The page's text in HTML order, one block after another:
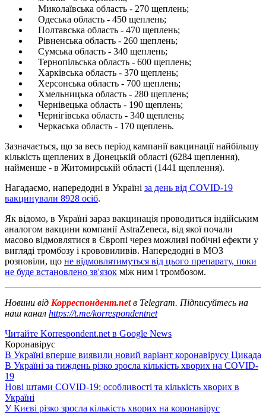
Миколаївська область - 270 щеплень;
Одеська область - 450 щеплень;
Полтавська область - 470 щеплень;
Рівненська область - 260 щеплень;
Сумська область - 340 щеплень;
Тернопільська область - 600 щеплень;
Харківська область - 370 щеплень;
Херсонська область - 700 щеплень;
Хмельницька область - 280 щеплень;
Чернівецька область - 190 щеплень;
Чернігівська область - 340 щеплень;
Черкаська область - 170 щеплень.
Зазначається, що за весь період кампанії вакцинації найбільшу
кількість щеплених в Донецькій області (6284 щеплення),
найменше - в Житомирській області (1441 щеплення).
Нагадаємо, напередодні в Україні за день від COVID-19
вакцинували 8928 осіб.
Як відомо, в Україні зараз вакцинація проводиться індійським
аналогом вакцини компанії AstraZeneca, від якої почали
масово відмовлятися в Європі через можливі побічні ефекти у
вигляді тромбозу і крововиливів. Напередодні в МОЗ
розповіли, що не відмовлятимуться від цього препарату, поки
не буде встановлено зв'язок між ним і тромбозом.
Новини від Корреспондент.netв Telegram. Підписуйтесь на
наш канал https://t.me/korrespondentnet
Читайте Korrespondent.net в Google News
Коронавірус
В Україні вперше виявили новий варіант коронавірусу Цикада
В Україні за тиждень різко зросла кількість хворих на COVID-
19
Нові штами COVID-19: особливості та кількість хворих в
Україні
У Києві різко зросла кількість хворих на коронавірус